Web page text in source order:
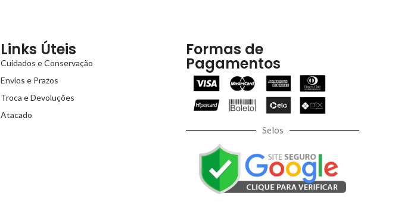
Links Úteis
Cuidados e Conservação
Envios e Prazos
Troca e Devoluções
Atacado
Formas de
Pagamentos
Selos